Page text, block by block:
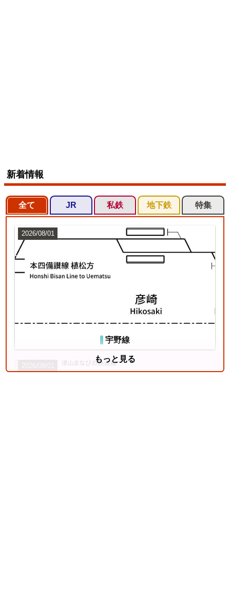
新着情報
全て JR 私鉄 地下鉄 特集
宇野線
2026/08/01
もっと見る